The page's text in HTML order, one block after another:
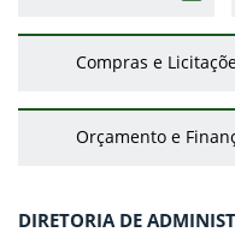
Compras e
Orçamento e
DIRETORIA DE